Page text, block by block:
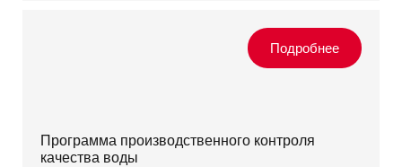
Программа производственного контроля
качества воды